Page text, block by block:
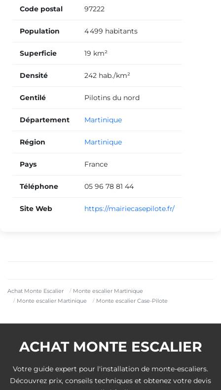
Achat Monte Escalier
Monte escalier Martinique
Monte escalier Martinique
Monte escalier Case-Pilote
Code postal 97222
Population 4 499 habitants
Superficie 19 km²
Densité 242 hab./km²
Gentilé Pilotins du nord
Département Martinique
Région Martinique
Pays France
Téléphone 05 96 78 81 44
Site Web https://mairiecasepilote.fr/
ACHAT MONTE ESCALIER
Votre guide expert pour l'installation de monte-escaliers.
Découvrez prix, conseils techniques et obtenez votre devis